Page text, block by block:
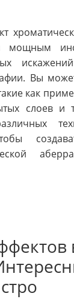
мощным
Вы
как
слоев и